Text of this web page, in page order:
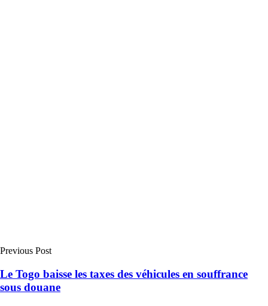
Previous Post
Le Togo baisse les taxes des véhicules en souffrance
sous douane